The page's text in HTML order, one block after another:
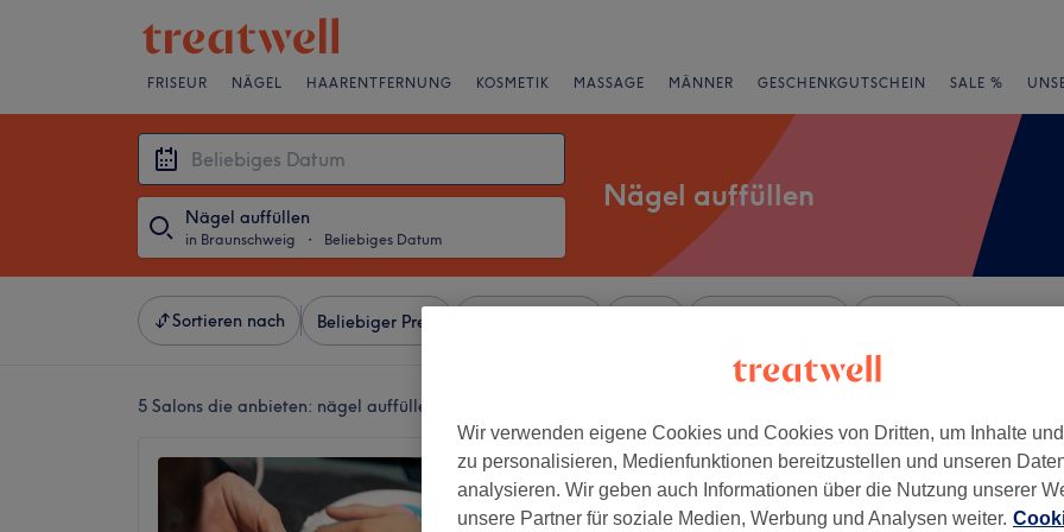
FRISEUR NÄGEL HAARENTFERNUNG KOSMETIK MASSAGE MÄNNER GESCHENKGUTSCHEIN SALE %
Nägel auffüllen
in Braunschweig ・ Beliebiges Datum
Nägel auffüllen
Sortieren nach Beliebiger Preis
5 Salons die anbieten: nägel auffüllen in Braunschweig
Mando Nails
4,5
191 Bewertungen
+
−
Wir verwenden eigene Cookies und Cookies von Dritten, um Inhalte
zu personalisieren, Medienfunktionen bereitzustellen und unseren
analysieren. Wir geben auch Informationen über die Nutzung unserer
unsere Partner für soziale Medien, Werbung und Analysen weiter.